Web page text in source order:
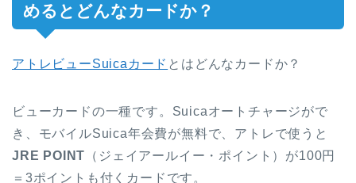
めるとどんなカードか？
アトレビューSuicaカード とはどんなカードか？
ビューカードの一種です。Suicaオートチャージがで
き、モバイルSuica年会費が無料で、アトレで使うと
JRE POINT （ジェイアールイー・ポイント）が100円
＝3ポイントも付くカードです。